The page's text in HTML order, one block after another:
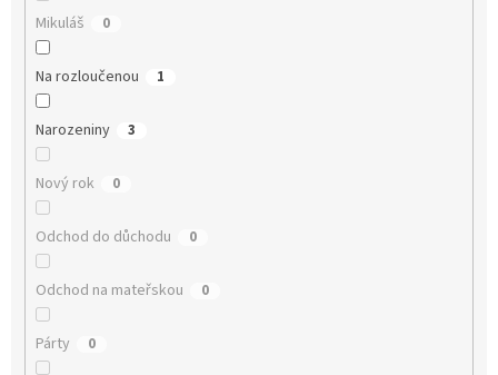
Mikuláš 0
Na rozloučenou 1
Narozeniny 3
Nový rok 0
Odchod do důchodu 0
Odchod na mateřskou 0
Párty 0